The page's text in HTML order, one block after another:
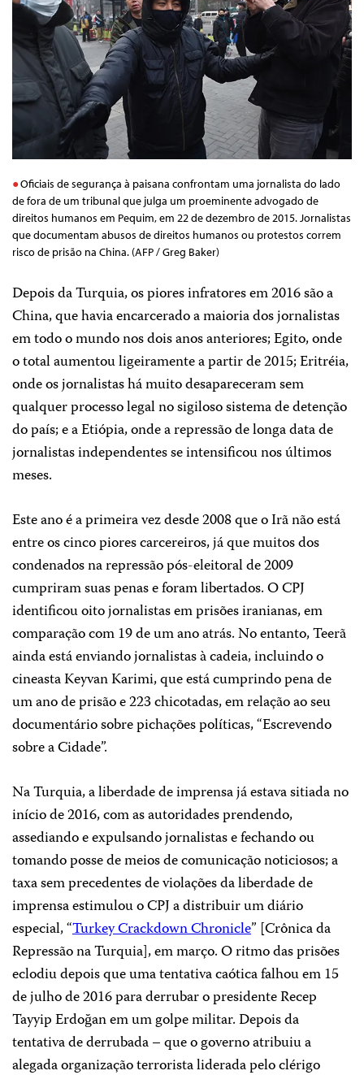
Oficiais de segurança à paisana confrontam uma jornalista do lado
de fora de um tribunal que julga um proeminente advogado de
direitos humanos em Pequim, em 22 de dezembro de 2015. Jornalistas
que documentam abusos de direitos humanos ou protestos correm
risco de prisão na China. (AFP / Greg Baker)
Depois da Turquia, os piores infratores em 2016 são a
China, que havia encarcerado a maioria dos jornalistas
em todo o mundo nos dois anos anteriores; Egito, onde
o total aumentou ligeiramente a partir de 2015; Eritréia,
onde os jornalistas há muito desapareceram sem
qualquer processo legal no sigiloso sistema de detenção
do país; e a Etiópia, onde a repressão de longa data de
jornalistas independentes se intensificou nos últimos
meses.
Este ano é a primeira vez desde 2008 que o Irã não está
entre os cinco piores carcereiros, já que muitos dos
condenados na repressão pós-eleitoral de 2009
cumpriram suas penas e foram libertados. O CPJ
identificou oito jornalistas em prisões iranianas, em
comparação com 19 de um ano atrás. No entanto, Teerã
ainda está enviando jornalistas à cadeia, incluindo o
cineasta Keyvan Karimi, que está cumprindo pena de
um ano de prisão e 223 chicotadas, em relação ao seu
documentário sobre pichações políticas, “Escrevendo
sobre a Cidade”.
Na Turquia, a liberdade de imprensa já estava sitiada no
início de 2016, com as autoridades prendendo,
assediando e expulsando jornalistas e fechando ou
tomando posse de meios de comunicação noticiosos; a
taxa sem precedentes de violações da liberdade de
imprensa estimulou o CPJ a distribuir um diário
especial, “Turkey Crackdown Chronicle” [Crônica da
Repressão na Turquia], em março. O ritmo das prisões
eclodiu depois que uma tentativa caótica falhou em 15
de julho de 2016 para derrubar o presidente Recep
Tayyip Erdoğan em um golpe militar. Depois da
tentativa de derrubada – que o governo atribuiu a
alegada organização terrorista liderada pelo clérigo